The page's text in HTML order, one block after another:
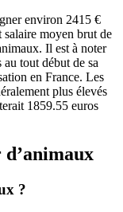
environ 2415 €
salaire moyen brut de
Il est à noter
tout début de sa
en France. Les
plus élevés
1859.55 euros
?